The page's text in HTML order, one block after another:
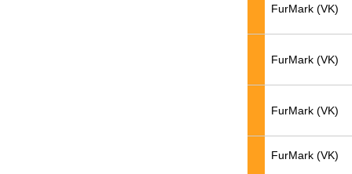
FurMark (VK)
FurMark (VK)
FurMark (VK)
FurMark (VK)